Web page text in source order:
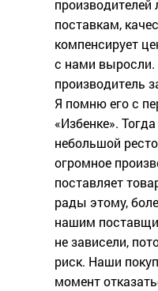
производителей
поставкам,
компенсирует
с нами выросли.
производитель
Я помню его с
«Избенке».
небольшой
огромное
поставляет
рады этому,
нашим
не зависели,
риск. Наши
момент